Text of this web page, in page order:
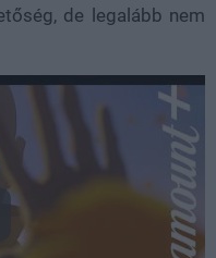
de legalább nem